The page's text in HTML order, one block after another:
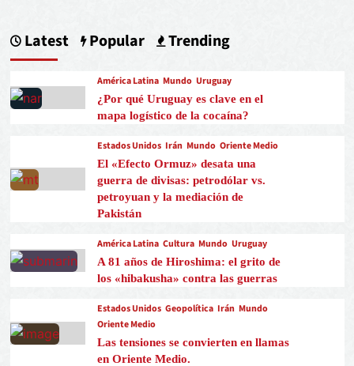
Latest Popular Trending
América Latina Mundo Uruguay
¿Por qué Uruguay es clave en el
mapa logístico de la cocaína?
Estados Unidos Irán Mundo Oriente Medio
El «Efecto Ormuz» desata una
guerra de divisas: petrodólar vs.
petroyuan y la mediación de
Pakistán
América Latina Cultura Mundo Uruguay
A 81 años de Hiroshima: el grito de
los «hibakusha» contra las guerras
Estados Unidos Geopolítica Irán Mundo
Oriente Medio
Las tensiones se convierten en llamas
en Oriente Medio.